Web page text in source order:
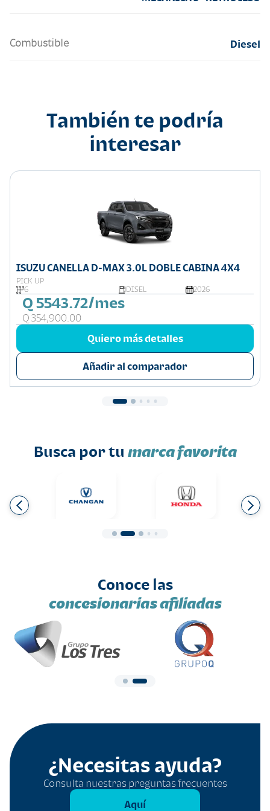
Combustible Diesel
También te podría
interesar
ISUZU CANELLA D-MAX 3.0L DOBLE CABINA 4X4
PICK UP
6
DISEL 2026
Q 5543.72/mes
Q 354,900.00
Quiero más detalles
Añadir al comparador
Busca por tu marca favorita
Conoce las
concesionarias afiliadas
¿Necesitas ayuda?
Consulta nuestras preguntas frecuentes
Aquí